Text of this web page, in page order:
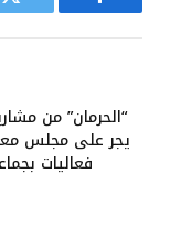
فيسبوك
“الحرمان” من
يجر على مجلس
فعاليات